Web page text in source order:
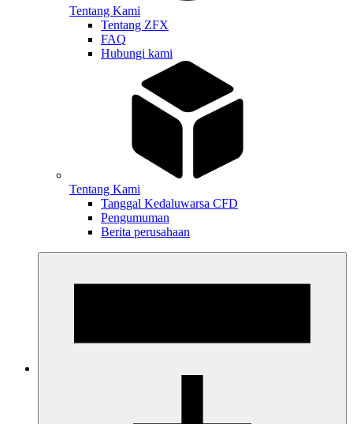
Tentang Kami
Tentang ZFX
FAQ
Hubungi kami
Tentang Kami
Tanggal Kedaluwarsa CFD
Pengumuman
Berita perusahaan